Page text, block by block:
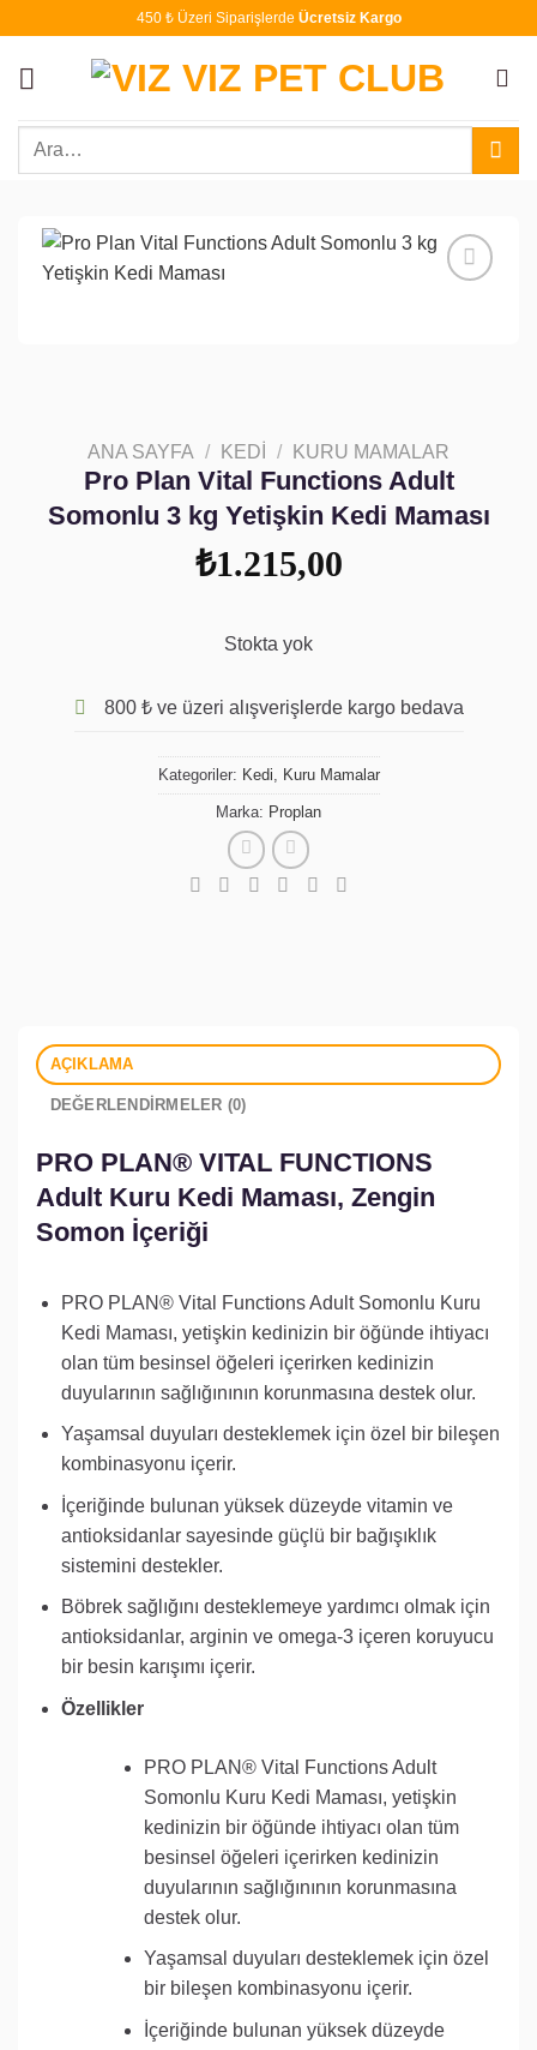
450 ₺ Üzeri Siparişlerde Ücretsiz Kargo
Ara:
ANA SAYFA / KEDI / KURU MAMALAR
Pro Plan Vital Functions Adult
Somonlu 3 kg Yetişkin Kedi Maması
₺1.215,00
Stokta yok
800 ₺ ve üzeri alışverişlerde kargo bedava
Kategoriler: Kedi, Kuru Mamalar
Marka: Proplan
AÇIKLAMA
DEĞERLENDIRMELER (0)
PRO PLAN® VITAL FUNCTIONS
Adult Kuru Kedi Maması, Zengin
Somon İçeriği
PRO PLAN® Vital Functions Adult Somonlu Kuru
Kedi Maması, yetişkin kedinizin bir öğünde ihtiyacı
olan tüm besinsel öğeleri içerirken kedinizin
duyularının sağlığınının korunmasına destek olur.
Yaşamsal duyuları desteklemek için özel bir bileşen
kombinasyonu içerir.
İçeriğinde bulunan yüksek düzeyde vitamin ve
antioksidanlar sayesinde güçlü bir bağışıklık
sistemini destekler.
Böbrek sağlığını desteklemeye yardımcı olmak için
antioksidanlar, arginin ve omega-3 içeren koruyucu
bir besin karışımı içerir.
Özellikler
PRO PLAN® Vital Functions Adult
Somonlu Kuru Kedi Maması, yetişkin
kedinizin bir öğünde ihtiyacı olan tüm
besinsel öğeleri içerirken kedinizin
duyularının sağlığınının korunmasına
destek olur.
Yaşamsal duyuları desteklemek için özel
bir bileşen kombinasyonu içerir.
İçeriğinde bulunan yüksek düzeyde